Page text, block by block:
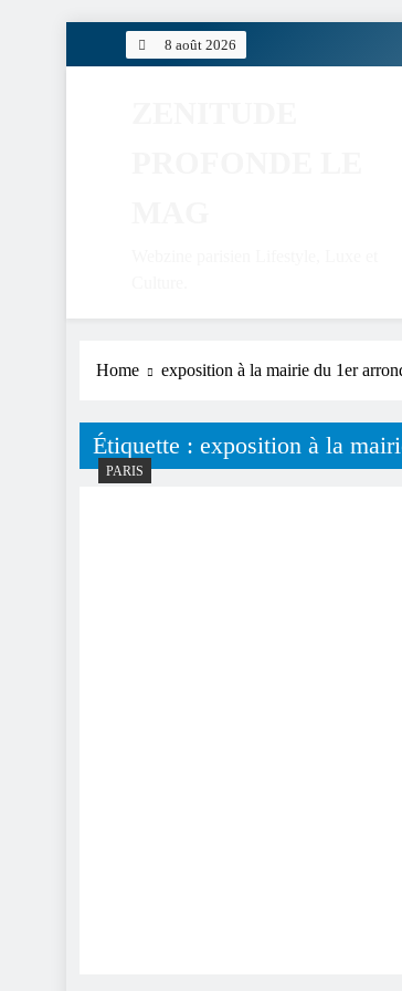
8 août 2026
Home exposition à la mairie du 1er
Étiquette : exposition à la
PARIS